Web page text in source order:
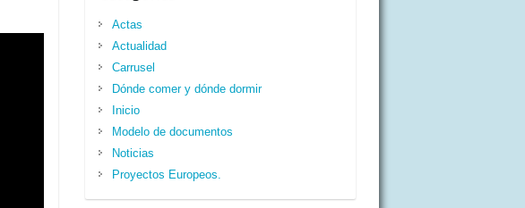
Actas
Actualidad
Carrusel
Dónde comer y dónde dormir
Inicio
Modelo de documentos
Noticias
Proyectos Europeos.